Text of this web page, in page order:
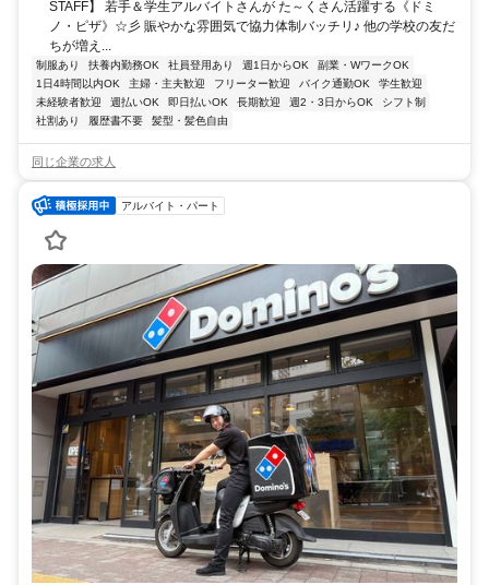
STAFF】 若手＆学生アルバイトさんが た～くさん活躍する《ドミ
ノ・ピザ》☆彡 賑やかな雰囲気で協力体制バッチリ♪ 他の学校の友だ
ちが増え...
制服あり 扶養内勤務OK 社員登用あり 週1日からOK
副業・WワークOK
1日4時間以内OK
主婦・主夫歓迎 フリーター歓迎 バイク通勤OK
学生歓迎
未経験者歓迎
週払いOK 即日払いOK 長期歓迎 週2・3日からOK
シフト制
社割あり
履歴書不要 髪型・髪色自由
同じ企業の求人
アルバイト・パート